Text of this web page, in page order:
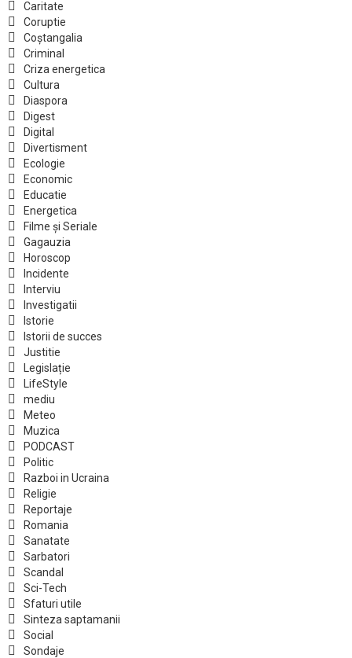
Caritate
Coruptie
Coștangalia
Criminal
Criza energetica
Cultura
Diaspora
Digest
Digital
Divertisment
Ecologie
Economic
Educatie
Energetica
Filme și Seriale
Gagauzia
Horoscop
Incidente
Interviu
Investigatii
Istorie
Istorii de succes
Justitie
Legislație
LifeStyle
mediu
Meteo
Muzica
PODCAST
Politic
Razboi in Ucraina
Religie
Reportaje
Romania
Sanatate
Sarbatori
Scandal
Sci-Tech
Sfaturi utile
Sinteza saptamanii
Social
Sondaje